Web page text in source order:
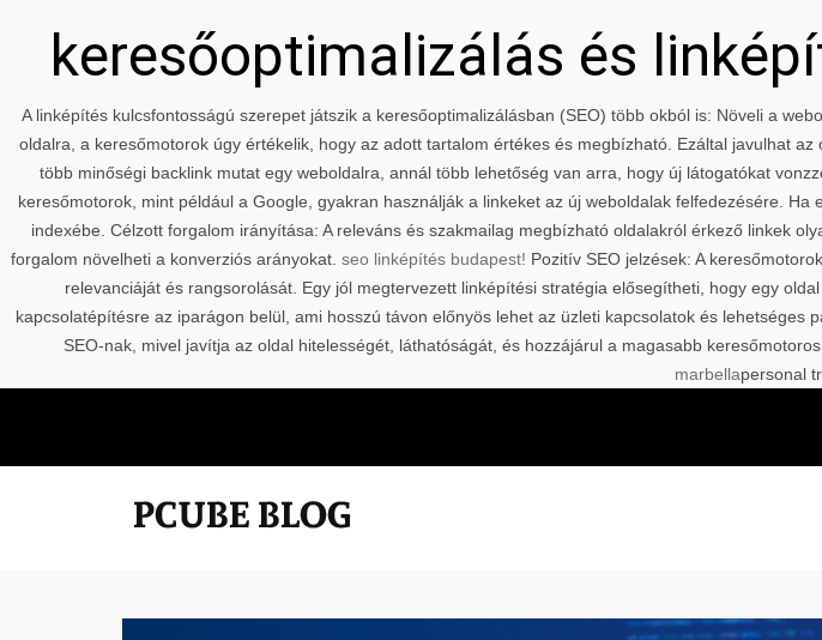
keresőoptimalizálás és
A linképítés kulcsfontosságú szerepet játszik a keresőoptimalizálásban (SEO) több okból is: Növeli a
oldalra, a keresőmotorok úgy értékelik, hogy az adott tartalom értékes és megbízható. Ezáltal javulhat
több minőségi backlink mutat egy weboldalra, annál több lehetőség van arra, hogy új látogatókat
keresőmotorok, mint például a Google, gyakran használják a linkeket az új weboldalak felfedezésére.
indexébe. Célzott forgalom irányítása: A releváns és szakmailag megbízható oldalakról érkező linkek
forgalom növelheti a konverziós arányokat. seo linképítés budapest! Pozitív SEO jelzések: A
relevanciáját és rangsorolását. Egy jól megtervezett linképítési stratégia elősegítheti, hogy egy
kapcsolatépítésre az iparágon belül, ami hosszú távon előnyös lehet az üzleti kapcsolatok és
SEO-nak, mivel javítja az oldal hitelességét, láthatóságát, és hozzájárul a magasabb
marbellapersonal